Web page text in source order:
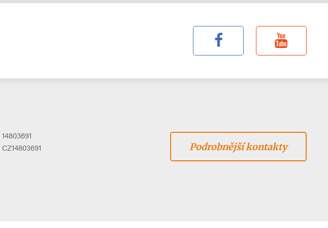
14803691
CZ14803691 Podrobnější kontakty